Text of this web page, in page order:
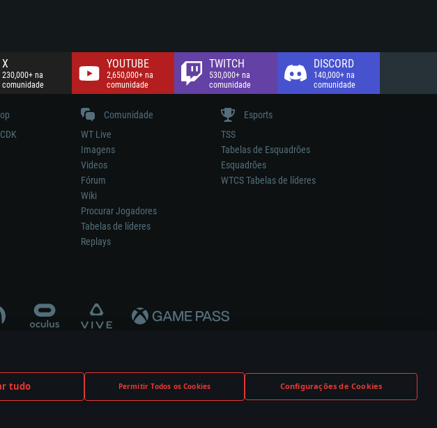
tudo Permitir Todos os Cookies Configurações de Cookies
X
230,000+ na
comunidade
YOUTUBE
2,650,000+ na
comunidade
TWITCH
530,000+ na
comunidade
DISCORD
140,000+ na
comunidade
Comunidade
WT Live
Imagens
Videos
Fórum
Wiki
Procurar Jogadores
Tabelas de líderes
Replays
Esports
TSS
Tabelas de Esquadrões
Esquadrões
WTCS Tabelas de líderes
ou aval do respetivo construtor.